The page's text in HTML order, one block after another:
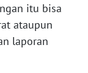
itu bisa
ataupun
laporan